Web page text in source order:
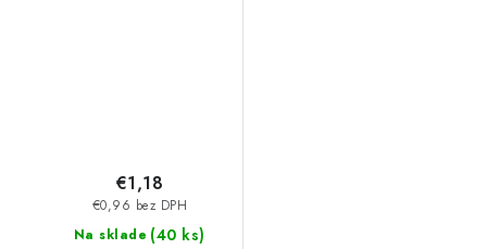
Na sklade (40 ks)
€0,96 bez DPH
€1,18